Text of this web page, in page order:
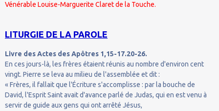
Vénérable Louise-Marguerite Claret de la Touche.
LITURGIE DE LA PAROLE
Livre des Actes des Apôtres 1,15-17.20-26.
En ces jours-là, les frères étaient réunis au nombre d'environ cent
vingt. Pierre se leva au milieu de l'assemblée et dit :
« Frères, il fallait que l'Écriture s'accomplisse : par la bouche de
David, l'Esprit Saint avait d'avance parlé de Judas, qui en est venu à
servir de guide aux gens qui ont arrêté Jésus,